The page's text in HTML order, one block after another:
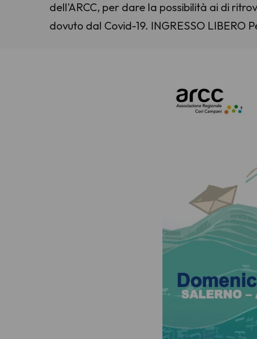
dell'ARCC, per dare la possibilità ai di
dovuto dal Covid-19. INGRESSO